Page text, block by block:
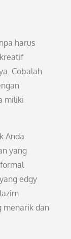
harus
Cobalah
miliki
Anda
yang
edgy
menarik dan